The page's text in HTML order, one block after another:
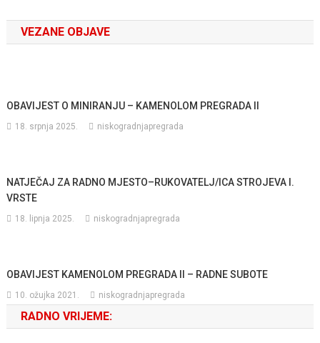
objava
VEZANE OBJAVE
OBAVIJEST O MINIRANJU – KAMENOLOM PREGRADA II
18. srpnja 2025. niskogradnjapregrada
NATJEČAJ ZA RADNO MJESTO–RUKOVATELJ/ICA STROJEVA I.
VRSTE
18. lipnja 2025. niskogradnjapregrada
OBAVIJEST KAMENOLOM PREGRADA II – RADNE SUBOTE
10. ožujka 2021. niskogradnjapregrada
RADNO VRIJEME: